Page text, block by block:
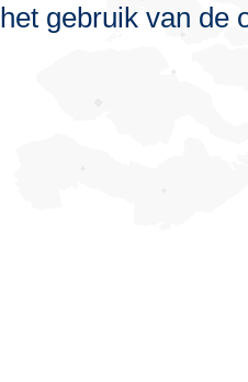
het gebruik van de